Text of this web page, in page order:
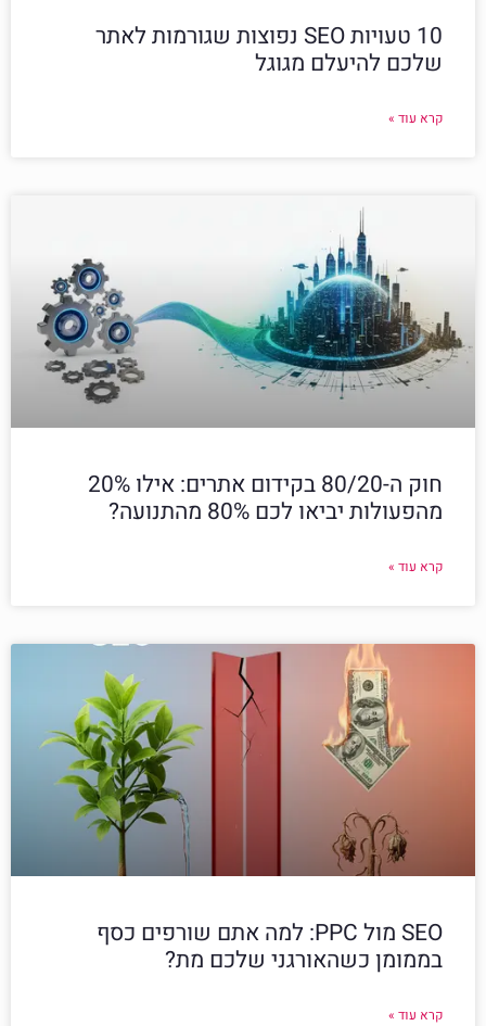
10 טעויות SEO נפוצות שגורמות לאתר
שלכם להיעלם מגוגל
קרא עוד »
חוק ה-80/20 בקידום אתרים: אילו 20%
מהפעולות יביאו לכם 80% מהתנועה?
קרא עוד »
SEO מול PPC: למה אתם שורפים כסף
בממומן כשהאורגני שלכם מת?
קרא עוד »